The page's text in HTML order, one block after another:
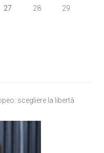
27 28
29
scegliere la libertà